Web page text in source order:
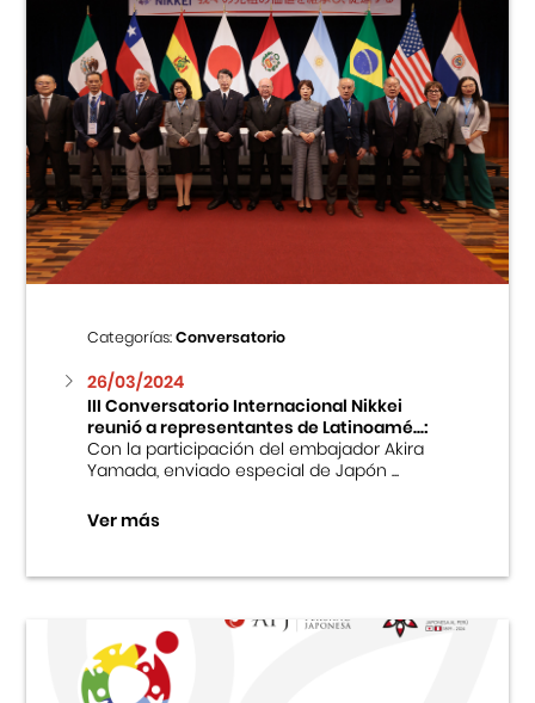
Categorías:Conversatorio
26/03/2024
III Conversatorio Internacional Nikkei
reunió a representantes de Latinoamé...:
Con la participación del embajador Akira
Yamada, enviado especial de Japón ...
Ver más